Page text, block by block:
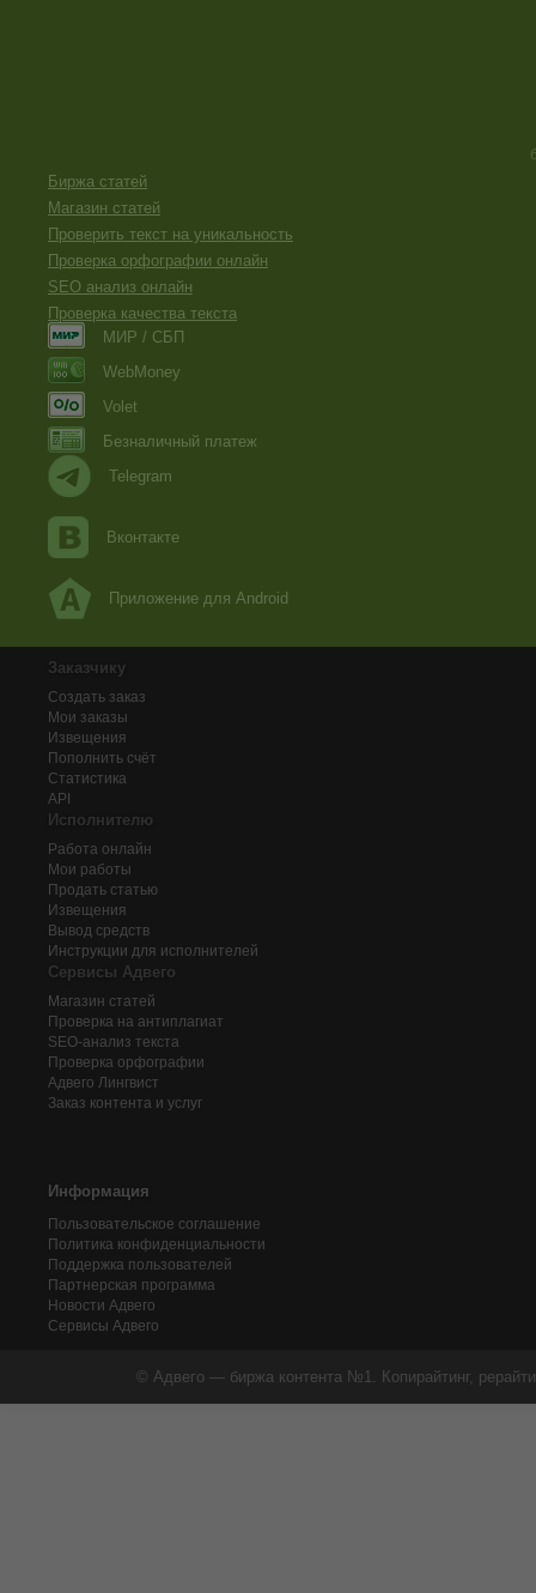
Биржа статей
Магазин статей
Проверить текст на уникальность
Проверка орфографии онлайн
SEO анализ онлайн
Проверка качества текста
МИР / СБП
WebMoney
Volet
Безналичный платеж
Telegram
Вконтакте
Приложение для Android
Заказчику
Создать заказ
Мои заказы
Извещения
Пополнить счёт
Статистика
API
Исполнителю
Работа онлайн
Мои работы
Продать статью
Извещения
Вывод средств
Инструкции для исполнителей
Сервисы Адвего
Магазин статей
Проверка на антиплагиат
SEO-анализ текста
Проверка орфографии
Адвего Лингвист
Заказ контента и услуг
Информация
Пользовательское соглашение
Политика конфиденциальности
Поддержка пользователей
Партнерская программа
Новости Адвего
Сервисы Адвего
© Адвего — биржа контента №1. Копирайтинг,